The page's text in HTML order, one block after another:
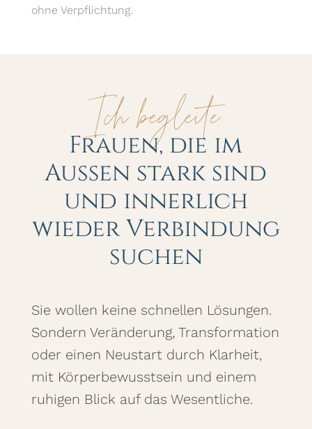
ohne Verpflichtung.
Ich begleite
Frauen, die im
Außen stark sind
und innerlich
wieder Verbindung
suchen
Sie wollen keine schnellen Lösungen.
Sondern Veränderung, Transformation
oder einen Neustart durch Klarheit,
mit Körperbewusstsein und einem
ruhigen Blick auf das Wesentliche.